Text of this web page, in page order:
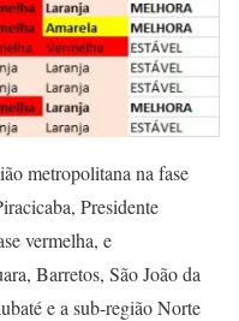
metropolitana na fase
Presidente
vermelha, e
Barretos, São João da
e a sub-região Norte